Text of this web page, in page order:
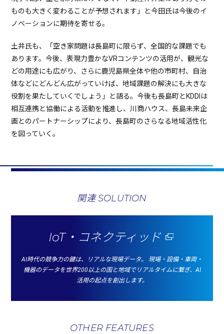
ものも大きく変わることが予想されます」と今田氏は今後のイ
ノベーションに期待を寄せる。
土井氏も、「空き家問題は長島町に限らず、全国的な課題でも
あります。今後、表現力豊かなVRコンテンツの活用が、観光な
どの用途にも広がり、さらに鹿児島県全体や他の市町村、自治
体などにどんどん広がっていけば、地域課題の解決にも大きな
役割を果たしていくでしょう」と語る。今後も長島町とKDDIは
相互連携と協働による活動を推進し、川商ハウス、長島未来企
画とのパートナーシップにより、長島町のさらなる地域活性化
を図っていく。
関連 SOLUTION
IoT・コネクティッド
AI時代の競争力の鍵は、リアルな現場データ。
現場・設備・車両・
機器のデータを世界200以上の国と地域でリアルタイムに繋ぎ、AI
活用の起点を創出します。
OTHER FEATURES